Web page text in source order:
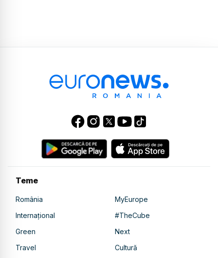
Teme
România
MyEurope
Internațional
#TheCube
Green
Next
Travel
Cultură